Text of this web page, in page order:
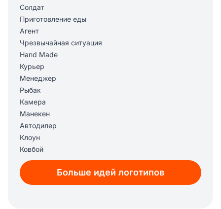
Солдат
Приготовление еды
Агент
Чрезвычайная ситуация
Hand Made
Курьер
Менеджер
Рыбак
Камера
Манекен
Автодилер
Клоун
Ковбой
Человек, выгуливающий собаку
Разработчик игр
Фанат
Больше идей логотипов